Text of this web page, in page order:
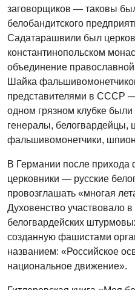
заговорщиков — таковы
белобандитского
Садатарашвили был
константинопольском
объединение православной
Шайка
представителями в СССР
одном грязном клубке
генералы, белогвардейцы,
фальшивомонетчики,
В Германии после прихода
церковники — русские
провозглашать «многая
Духовенство участвовало
белогвардейских
созданную фашистами
названием: «Российское
национальное движение».